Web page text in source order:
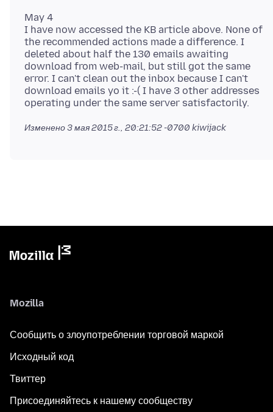
May 4
I have now accessed the KB article above. None of
the recommended actions made a difference. I
deleted about half the 130 emails awaiting
download from web-mail, but still got the same
error. I can't clean out the inbox because I can't
download emails yo it :-( I have 3 other addresses
Изменено3 мая 2015 г., 20:21:52 -0700 kiwijack
Mozilla
Сообщить о злоупотреблении торговой маркой
Исходный код
Твиттер
Присоединяйтесь к нашему сообществу